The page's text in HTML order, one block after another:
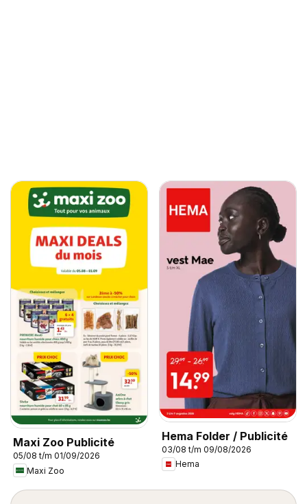
Maxi Zoo Publicité
05/08 t/m 01/09/2026
Maxi Zoo
Hema Folder / Publicité
03/08 t/m 09/08/2026
Hema